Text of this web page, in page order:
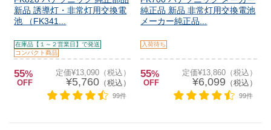
新品 誘導灯・非常灯用交換電
池 （FK341...
在庫品【１～２営業日】で発送
コンパクト商品
55%
OFF
定価¥13,090（税込）
¥5,760（税込）
99件
純正品 新品 非常灯用交換電池
メーカー純正品...
入荷待ち
55%
OFF
定価¥13,860（税込）
¥6,099 （税込）
99件